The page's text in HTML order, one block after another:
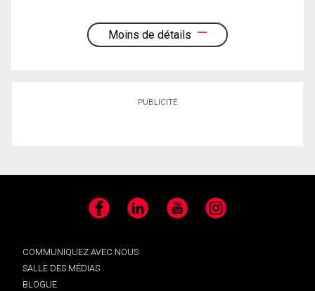
Moins de détails
PUBLICITÉ
Facebook LinkedIn YouTube Instagram
COMMUNIQUEZ AVEC NOUS
SALLE DES MÉDIAS
BLOGUE